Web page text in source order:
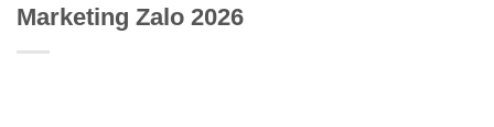
Marketing Zalo 2026